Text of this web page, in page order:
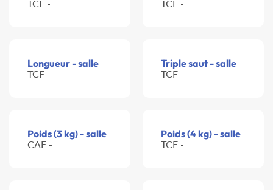
TCF - TCF -
Longueur - salle
TCF -
Triple saut - salle
TCF -
Poids (3 kg) - salle
CAF -
Poids (4 kg) - salle
TCF -